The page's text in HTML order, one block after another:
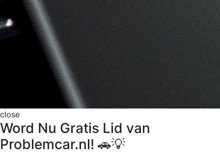
close
Word Nu Gratis Lid van
Problemcar.nl! 🚗💡